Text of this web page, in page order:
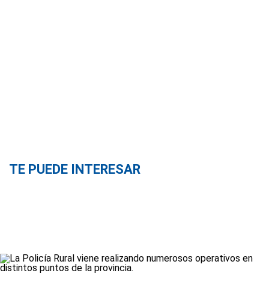
TE PUEDE INTERESAR